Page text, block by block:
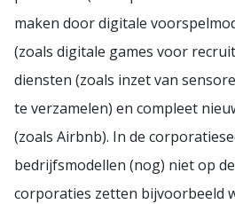
maken door digitale
(zoals digitale games voor
diensten (zoals inzet van
te verzamelen) en compleet
(zoals Airbnb). In de
bedrijfsmodellen (nog) niet op
corporaties zetten bijvoorbeeld